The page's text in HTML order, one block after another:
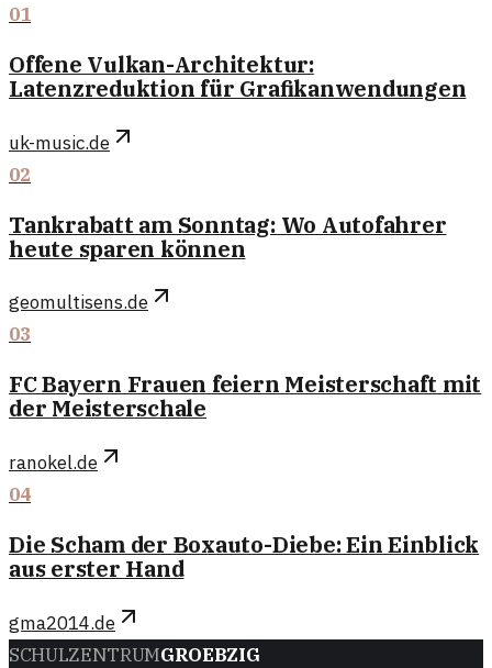
01
Offene Vulkan-Architektur:
Latenzreduktion für Grafikanwendungen
uk-music.de
02
Tankrabatt am Sonntag: Wo Autofahrer
heute sparen können
geomultisens.de
03
FC Bayern Frauen feiern Meisterschaft mit
der Meisterschale
ranokel.de
04
Die Scham der Boxauto-Diebe: Ein Einblick
aus erster Hand
gma2014.de
SCHULZENTRUMGROEBZIG